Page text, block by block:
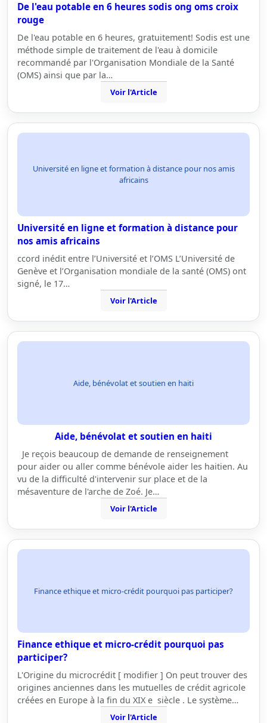
De l'eau potable en 6 heures sodis ong oms croix
rouge
De l'eau potable en 6 heures, gratuitement! Sodis est une
méthode simple de traitement de l'eau à domicile
recommandé par l'Organisation Mondiale de la Santé
(OMS) ainsi que par la…
Voir l'Article
Université en ligne et formation à distance pour nos amis
africains
Université en ligne et formation à distance pour
nos amis africains
ccord inédit entre l’Université et l’OMS L’Université de
Genève et l’Organisation mondiale de la santé (OMS) ont
signé, le 17…
Voir l'Article
Aide, bénévolat et soutien en haiti
Aide, bénévolat et soutien en haiti
Je reçois beaucoup de demande de renseignement
pour aider ou aller comme bénévole aider les haitien. Au
vu de la difficulté d'intervenir sur place et de la
mésaventure de l'arche de Zoé. Je…
Voir l'Article
Finance ethique et micro-crédit pourquoi pas participer?
Finance ethique et micro-crédit pourquoi pas
participer?
L'Origine du microcrédit [ modifier ] On peut trouver des
origines anciennes dans les mutuelles de crédit agricole
créées en Europe à la fin du XIX e siècle . Le système…
Voir l'Article